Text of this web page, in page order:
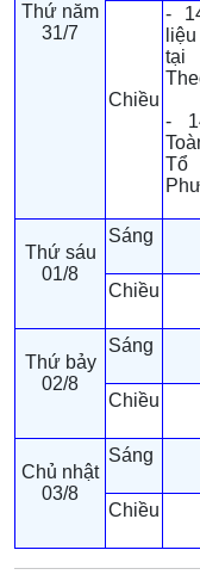
Thứ năm
31/7
Chiều
-
tại
-
Tổ
Thứ sáu
01/8
Sáng
Chiều
Thứ bảy
02/8
Sáng
Chiều
Chủ nhật
03/8
Sáng
Chiều